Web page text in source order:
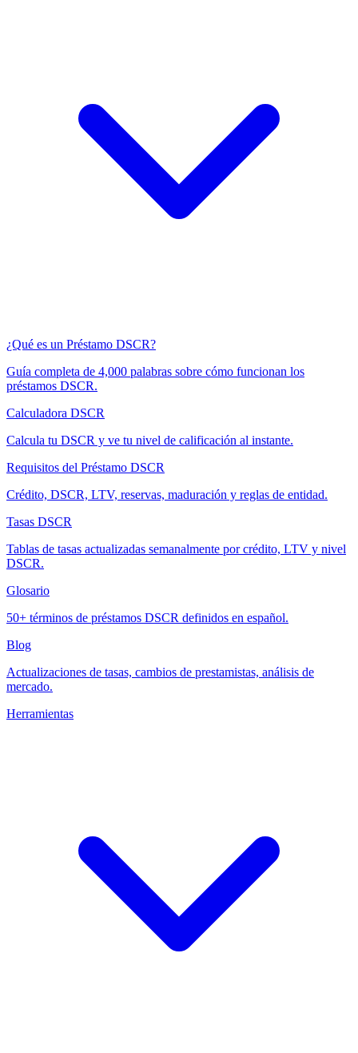
¿Qué es un Préstamo DSCR?
Guía completa de 4,000 palabras sobre cómo funcionan los
préstamos DSCR.
Calculadora DSCR
Calcula tu DSCR y ve tu nivel de calificación al instante.
Requisitos del Préstamo DSCR
Crédito, DSCR, LTV, reservas, maduración y reglas de entidad.
Tasas DSCR
Tablas de tasas actualizadas semanalmente por crédito, LTV y nivel
DSCR.
Glosario
50+ términos de préstamos DSCR definidos en español.
Blog
Actualizaciones de tasas, cambios de prestamistas, análisis de
mercado.
Herramientas